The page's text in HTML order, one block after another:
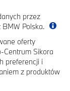
przez
Polska.
oferty
Centrum Sikora
preferencji i
z produktów